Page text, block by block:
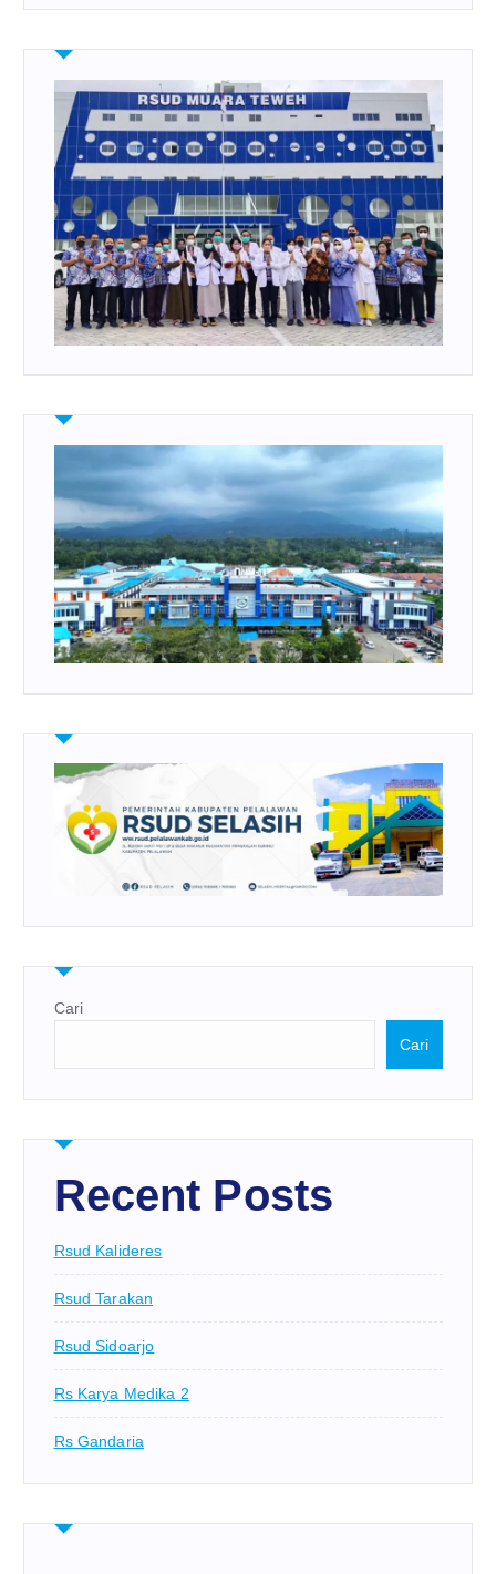
Cari
Cari
Recent Posts
Rsud Kalideres
Rsud Tarakan
Rsud Sidoarjo
Rs Karya Medika 2
Rs Gandaria